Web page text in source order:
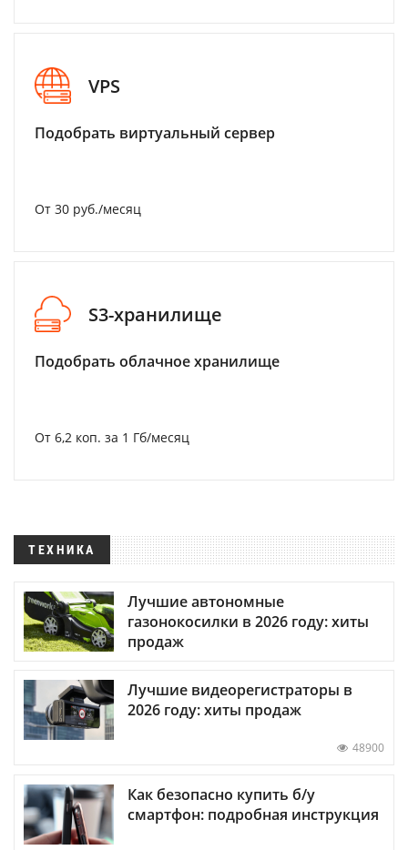
VPS
Подобрать виртуальный сервер
От 30 руб./месяц
S3-хранилище
Подобрать облачное хранилище
От 6,2 коп. за 1 Гб/месяц
ТЕХНИКА
Лучшие автономные
газонокосилки в 2026 году: хиты
продаж
Лучшие видеорегистраторы в
2026 году: хиты продаж
48900
Как безопасно купить б/у
смартфон: подробная инструкция